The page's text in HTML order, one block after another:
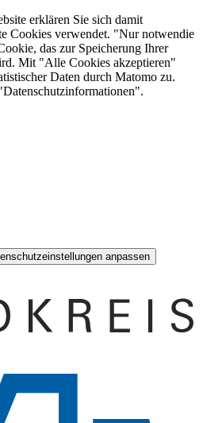
erklären Sie sich damit
Cookies verwendet. "Nur notwendie
das zur Speicherung Ihrer
Mit "Alle Cookies akzeptieren"
Daten durch Matomo zu.
anpassen